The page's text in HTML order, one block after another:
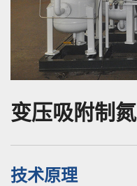
变压吸附制氮
技术原理